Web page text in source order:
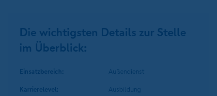
Die wichtigsten Details zur Stelle
im Überblick:
Einsatzbereich:
Außendienst
Karrierelevel:
Ausbildung